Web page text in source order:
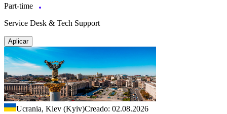
Part-time
Service Desk & Tech Support
Aplicar
Ucrania, Kiev (Kyiv)Creado: 02.08.2026